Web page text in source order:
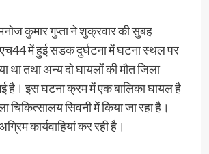
कुमार गुप्ता ने शुक्रवार की सुबह
में हुई सडक दुर्घटना में घटना स्थल पर
था तथा अन्य दो घायलों की मौत जिला
है। इस घटना क्रम में एक बालिका घायल है
चिकित्सालय सिवनी में किया जा रहा है।
कार्यवाहियां कर रही है।